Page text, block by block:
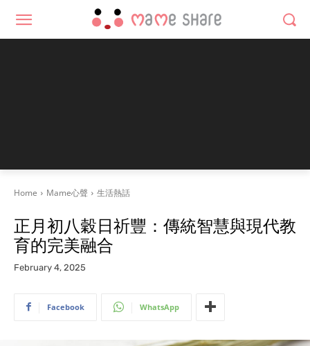
Home Mame心聲 生活熱話
正月初八穀日祈豐：傳統智慧與現代教
育的完美融合
February 4, 2025
Facebook WhatsApp